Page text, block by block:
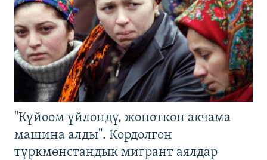
"Күйөөм үйлөндү, жөнөткөн акчама
машина алды". Кордолгон
түркмөнстандык мигрант аялдар